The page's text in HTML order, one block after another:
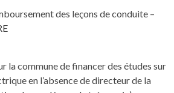
des leçons de conduite –
la commune de financer des études sur
en l’absence de directeur de la